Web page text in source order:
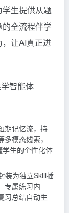
生提供从题
全流程伴学
让AI真正进
期记忆流，持
模态线索，
生的个性化体
装为独立Skill插
专属练习内
习总结自动生